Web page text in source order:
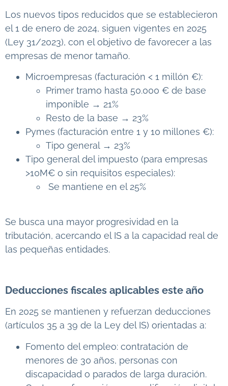
Los nuevos tipos reducidos que se establecieron
el 1 de enero de 2024, siguen vigentes en 2025
(Ley 31/2023), con el objetivo de favorecer a las
empresas de menor tamaño.
Microempresas (facturación < 1 millón €):
Primer tramo hasta 50.000 € de base
imponible → 21%
Resto de la base → 23%
Pymes (facturación entre 1 y 10 millones €):
Tipo general → 23%
Tipo general del impuesto (para empresas
>10M€ o sin requisitos especiales):
Se mantiene en el 25%
Se busca una mayor progresividad en la
tributación, acercando el IS a la capacidad real de
las pequeñas entidades.
Deducciones fiscales aplicables este año
En 2025 se mantienen y refuerzan deducciones
(artículos 35 a 39 de la Ley del IS) orientadas a:
Fomento del empleo: contratación de
menores de 30 años, personas con
discapacidad o parados de larga duración.